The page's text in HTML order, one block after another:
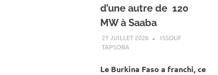
d’une autre de 120
MW à Saaba
21 JUILLET 2026
ISSOUF
TAPSOBA
Le Burkina Faso a franchi, ce